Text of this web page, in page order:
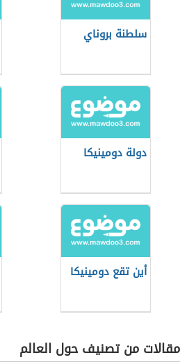
سلطنة بروناي
دولة دومينيكا
أين تقع دومينيكا
مقالات من تصنيف حول العالم